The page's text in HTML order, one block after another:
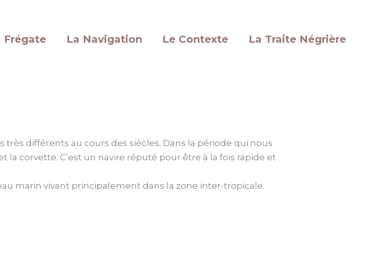
Frégate La Navigation Le Contexte La Traite Négrière
très différents au cours des siècles. Dans la période qui nous
la corvette. C’est un navire réputé pour être à la fois rapide et
marin vivant principalement dans la zone inter-tropicale.